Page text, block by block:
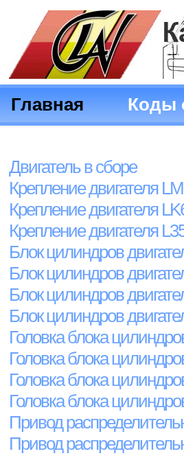
Главная Коды
Двигатель в сборе
Крепление двигателя
Крепление двигателя
Крепление двигателя
Блок цилиндров
Блок цилиндров
Блок цилиндров
Блок цилиндров
Головка блока
Головка блока
Головка блока
Головка блока
Привод
Привод